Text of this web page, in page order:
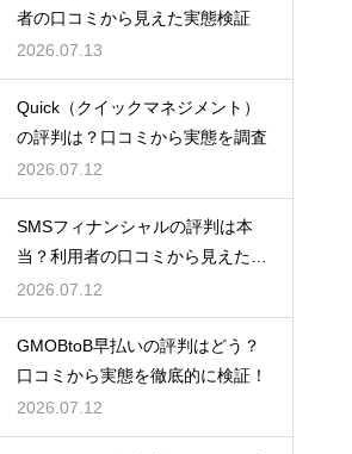
者の口コミから見えた実態検証
2026.07.13
Quick（クイックマネジメント）
の評判は？口コミから実態を調査
2026.07.12
SMSフィナンシャルの評判は本
当？利用者の口コミから見えた実
態検証
2026.07.12
GMOBtoB早払いの評判はどう？
口コミから実態を徹底的に検証！
2026.07.12